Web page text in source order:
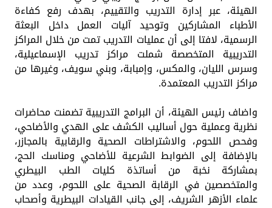
الهيئة، عبر إدارة التدريب والتقييم، بهدف رفع كفاءة
الأطباء المشاركين وتوحيد آليات العمل داخل البعثة
الرسمية، لافتا إلى أن عمليات التدريب تمت من خلال المراكز
التدريبية المتخصصة شملت مراكز تدريب الإسماعيلية،
وسرس الليان، والمكس، وإمبابة، وبني سويف، وغيرها من
مراكز التدريب المعتمدة.
واضاف رئيس الهيئة، أن البرامج التدريبية تضمنت محاضرات
نظرية وعملية حول أساليب الكشف على الهدي والأضاحي،
وفحص اللحوم، والاشتراطات الصحية والرقابية بالمجازر،
بالإضافة إلى الضوابط الشرعية للأضاحي ومناسك الحج،
بمشاركة نخبة من أساتذة كليات الطب البيطري
والمتخصصين في الرقابة الصحية على اللحوم، وعدد من
علماء الأزهر الشريف، إلى جانب القيادات البيطرية وأصحاب